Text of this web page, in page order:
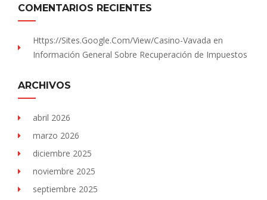
COMENTARIOS RECIENTES
Https://sites.Google.com/view/Casino-Vavada en
Información General Sobre Recuperación de Impuestos
ARCHIVOS
abril 2026
marzo 2026
diciembre 2025
noviembre 2025
septiembre 2025